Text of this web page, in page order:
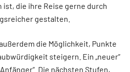
ist, die ihre Reise gerne durch
gestalten.
die Möglichkeit, Punkte
steigern. Ein „neuer“
Die nächsten Stufen,